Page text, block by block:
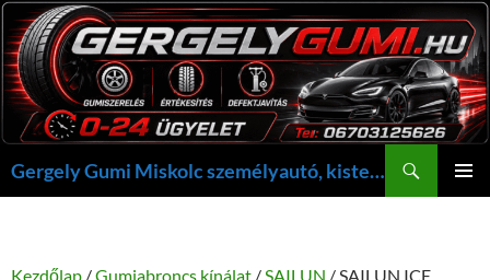
Kilépés
a
tartalomba
Gergely Gumi Miskolc személyautó, kisteherautó gumi szerelés javítás +36703125626 NON-STOP ügyelet, gergelygumi@gergelygumi.hu
Kezdőlap /Gumiabroncs kínálat /SAILUN / SAILUN ICE